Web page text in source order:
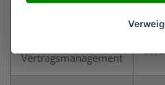
Exposéerstellung
Vertragsmanagement